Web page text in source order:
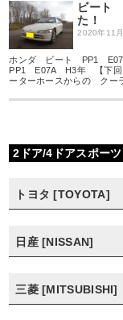
ビート
た！
2020年11
ホンダ ビート PP1
PP1 E07A H3年 【下回
ーターホースからの クー
2ドア/4ドアスポーツ
トヨタ [TOYOTA]
日産 [NISSAN]
三菱 [MITSUBISHI]